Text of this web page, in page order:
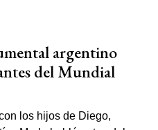
argentino
del Mundial